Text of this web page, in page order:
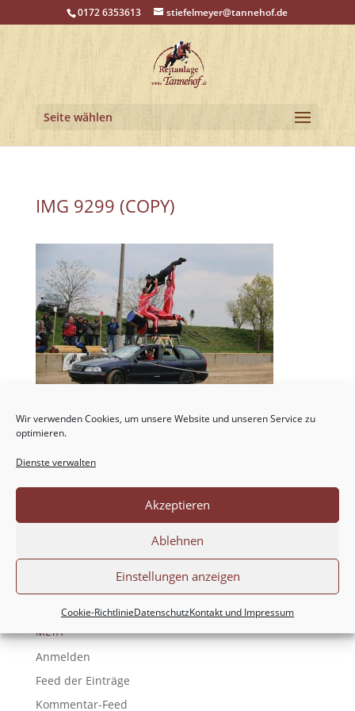
Wir verwenden Cookies, um unsere Website und unseren Service zu
optimieren.
Dienste verwalten
Akzeptieren
Ablehnen
Einstellungen anzeigen
Cookie-RichtlinieDatenschutzKontakt und Impressum
0172 6353613 stiefelmeyer@tannehof.de
Seite wählen
IMG 9299 (COPY)
NEUESTE KOMMENTARE
Keine Kategorien
META
Anmelden
Feed der Einträge
Kommentar-Feed